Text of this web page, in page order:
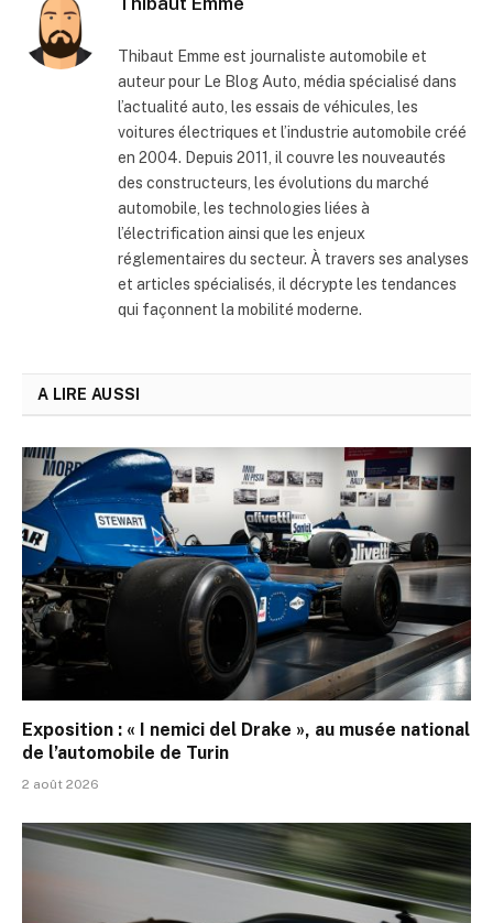
Thibaut Emme est journaliste automobile et
auteur pour Le Blog Auto, média spécialisé dans
l’actualité auto, les essais de véhicules, les
voitures électriques et l’industrie automobile créé
en 2004. Depuis 2011, il couvre les nouveautés
des constructeurs, les évolutions du marché
automobile, les technologies liées à
l’électrification ainsi que les enjeux
réglementaires du secteur. À travers ses analyses
et articles spécialisés, il décrypte les tendances
qui façonnent la mobilité moderne.
A LIRE AUSSI
Exposition : « I nemici del Drake », au musée national
de l’automobile de Turin
2 août 2026